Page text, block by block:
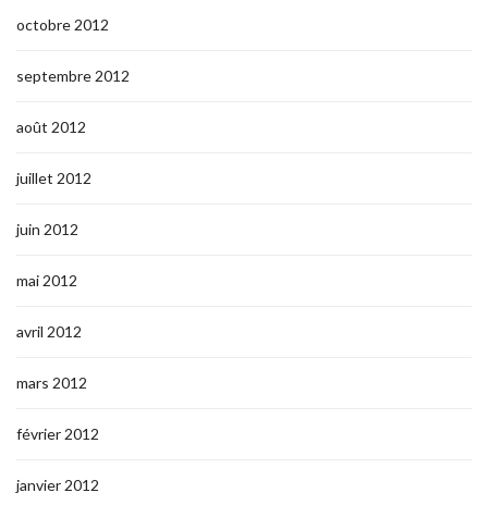
octobre 2012
septembre 2012
août 2012
juillet 2012
juin 2012
mai 2012
avril 2012
mars 2012
février 2012
janvier 2012